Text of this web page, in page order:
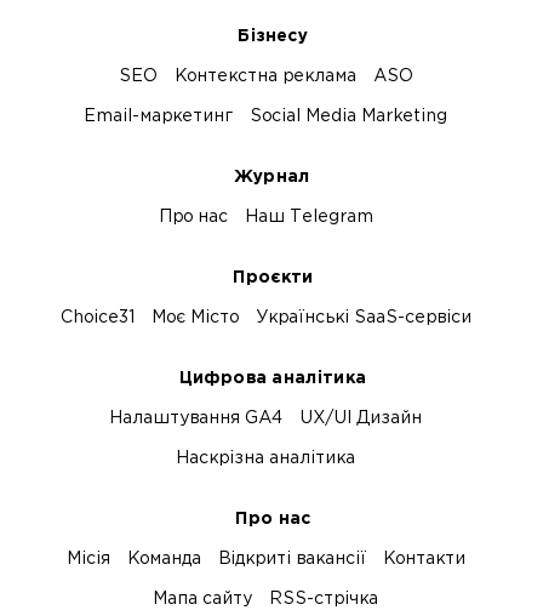
Бізнесу
SEO Контекстна реклама ASO
Email-маркетинг Social Media Marketing
Журнал
Про нас Наш Telegram
Проєкти
Choice31 Моє Місто Українські SaaS-сервіси
Цифрова аналітика
Налаштування GA4 UX/UI Дизайн
Наскрізна аналітика
Про нас
Місія Команда Відкриті вакансії Контакти
Мапа сайту RSS-стрічка